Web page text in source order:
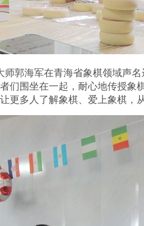
郭海军在青海省象棋领域声
们围坐在一起，耐心地传授
更多人了解象棋、爱上象棋，